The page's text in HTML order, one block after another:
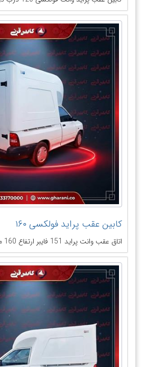
کابین عقب پراید فولکسی ۱۶۰
اتاق عقب وانت پراید 151 فایبر ارتفاع 160 مدل فولکسی